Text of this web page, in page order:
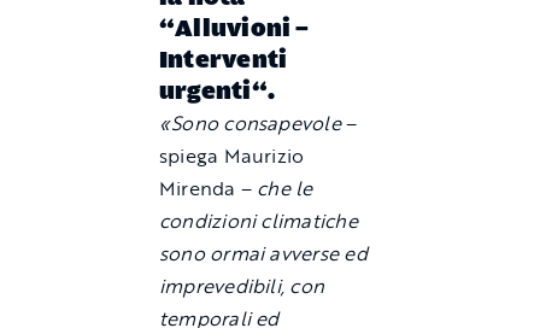
“Alluvioni –
Interventi
urgenti“.
«Sono consapevole–
spiega Maurizio
Mirenda – che le
condizioni climatiche
sono ormai avverse ed
imprevedibili, con
temporali ed